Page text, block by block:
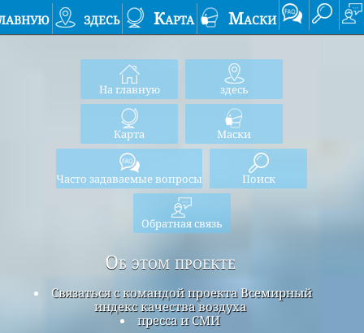
здесь Карта Маски
На главную здесь
Карта Маски
Часто задаваемые вопросы Поиск
Обратная связь
Об этом проекте
Связаться с командой проекта Всемирный
индекс качества воздуха
пресса и СМИ